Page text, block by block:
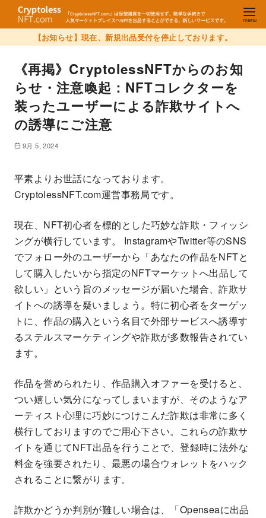
【お知らせ】現在、新規出品受付を停止しております。
《再掲》CryptolessNFTからのお知
らせ・注意喚起：NFTコレクターを
装ったユーザーによる詐欺サイトへ
の誘導にご注意
9月 5, 2024
平素よりお世話になっております。
CryptolessNFT.com運営事務局です。
現在、NFT初心者を標的とした巧妙な詐欺・フィッシ
ングが横行しています。 InstagramやTwitter等のSNS
でフォロー外のユーザーから「あなたの作品をNFTと
して購入したいから指定のNFTマーケットへ出品して
欲しい」という旨のメッセージが届いた場合、詐欺サ
イトへの誘導を疑いましょう。特に初心者をターゲッ
トに、作品の購入という名目で外部サービスへ誘導す
るステルスマーケティングや詐欺が多数報告されてい
ます。
作品を誉められたり、作品購入オファーを受けると、
つい嬉しい気分になってしまいますが、そのようなア
ーティスト心理に巧妙につけこんだ詐欺は非常に多く
横行しておりますのでご用心下さい。これらの詐欺サ
イトを通じてNFT出品を行うことで、登録時に法外な
料金を強要されたり、最悪の場合ウォレットをハック
されることに繋がります。
詐欺かどうか判別が難しい場合は、「Openseaに出品